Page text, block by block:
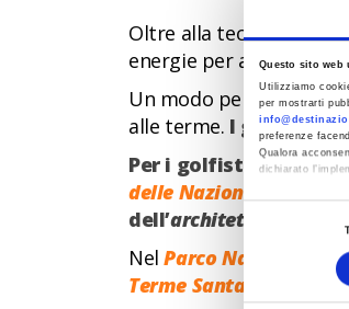
Questo sito web
Utilizziamo
per mostrarti
preferenze
Qualora
dichiarato
Al fine di
Selezione
consenso
Oltre alla tecnica, il
energie per assestare
Un modo per trovare la
alle terme. I golf club
Per i golfisti che
delle Nazioni
dell’architettura
NelParco Nazionale
Terme Santa Agnese